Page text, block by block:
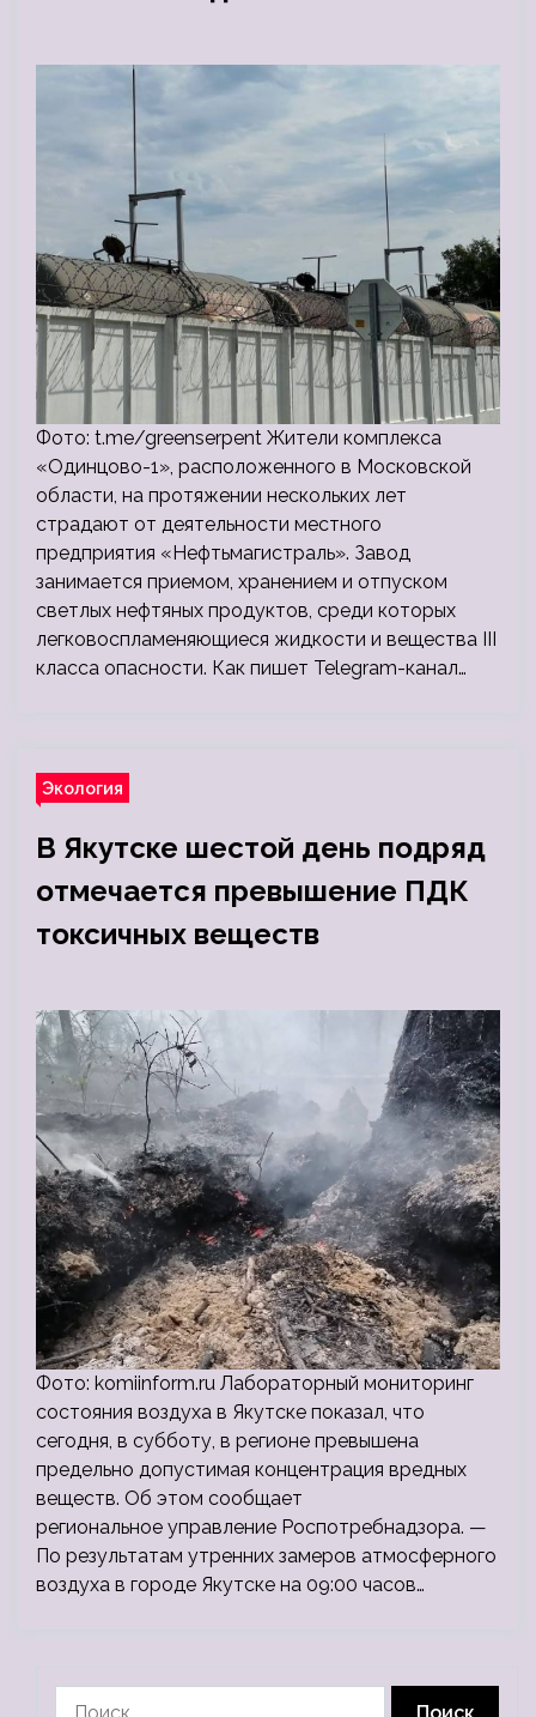
Фото: t.me/greenserpent Жители комплекса
«Одинцово-1», расположенного в Московской
области, на протяжении нескольких лет
страдают от деятельности местного
предприятия «Нефтьмагистраль». Завод
занимается приемом, хранением и отпуском
светлых нефтяных продуктов, среди которых
легковоспламеняющиеся жидкости и вещества III
класса опасности. Как пишет Telegram-канал…
Экология
В Якутске шестой день подряд
отмечается превышение ПДК
токсичных веществ
Фото: komiinform.ru Лабораторный мониторинг
состояния воздуха в Якутске показал, что
сегодня, в субботу, в регионе превышена
предельно допустимая концентрация вредных
веществ. Об этом сообщает
региональное управление Роспотребнадзора. —
По результатам утренних замеров атмосферного
воздуха в городе Якутске на 09:00 часов…